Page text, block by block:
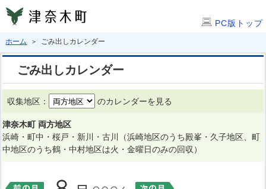
PC版トップ
ホーム ＞ ごみ出しカレンダー
ごみ出しカレンダー
収集地区： のカレンダーを見る
津奈木町 両方地区
浜崎・町中・桜戸・新川・古川（浜崎地区のうち殿峯・久子地区、町
中地区のうち鶴・中村地区は火・金曜日のみの回収）